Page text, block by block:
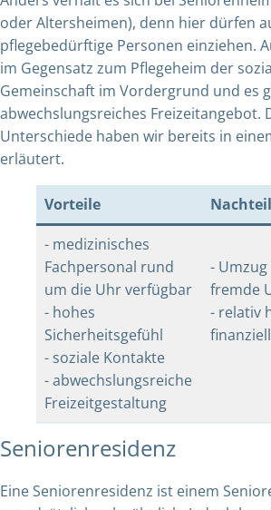
oder Altersheimen), denn hier dürfen
pflegebedürftige Personen einziehen.
im Gegensatz zum Pflegeheim der
Gemeinschaft im Vordergrund und es
abwechslungsreiches Freizeitangebot.
Unterschiede haben wir bereits in
erläutert.
Vorteile
- medizinisches
Fachpersonal rund
um die Uhr verfügbar
- hohes
Sicherheitsgefühl
- soziale Kontakte
- abwechslungsreiche
Freizeitgestaltung
-
fremde
- relativ
Seniorenresidenz
Eine Seniorenresidenz ist einem